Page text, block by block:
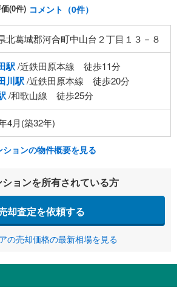
(0件) コメント（0件）
北葛城郡河合町中山台２丁目１３－８
駅/近鉄田原本線 徒歩11分
川駅/近鉄田原本線 徒歩20分
/和歌山線 徒歩25分
4月(築32年)
ションの物件概要を見る
ションを所有されている方
却査定を依頼する
の売却価格の最新相場を見る